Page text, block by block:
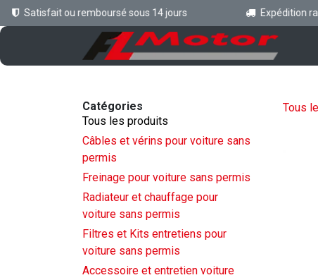
Se rendre au contenu
Satisfait ou remboursé sous 14 jours Expédition
Catégories
Tous les produits
Câbles et vérins pour voiture sans
permis
Freinage pour voiture sans permis
Radiateur et chauffage pour
voiture sans permis
Filtres et Kits entretiens pour
voiture sans permis
Accessoire et entretien voiture
Tous